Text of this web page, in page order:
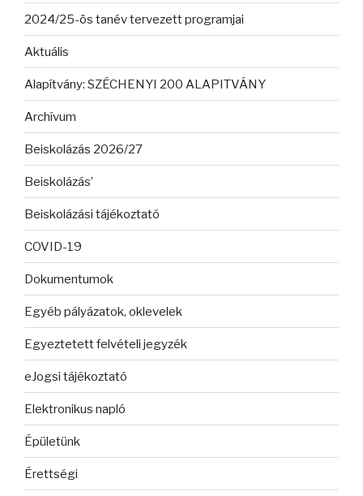
2024/25-ös tanév tervezett programjai
Aktuális
Alapítvány: SZÉCHENYI 200 ALAPITVÁNY
Archívum
Beiskolázás 2026/27
Beiskolázás’
Beiskolázási tájékoztató
COVID-19
Dokumentumok
Egyéb pályázatok, oklevelek
Egyeztetett felvételi jegyzék
eJogsi tájékoztató
Elektronikus napló
Épületünk
Érettségi